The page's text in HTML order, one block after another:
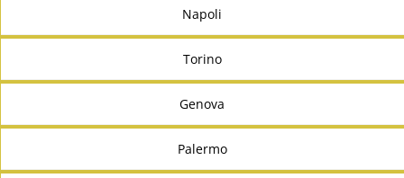
Napoli
Torino
Genova
Palermo